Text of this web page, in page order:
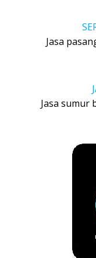
Jasa
Jasa sumur